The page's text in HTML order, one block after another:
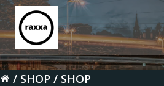
Inhalt
SHOP
SHOP